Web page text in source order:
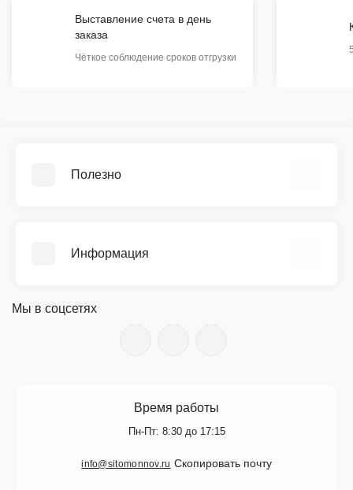
Выставление счета в день
заказа
Чёткое соблюдение сроков отгрузки
Полезно
Библиотека ГОСТ
Гарантия
Информация
Документы
Поступление товара
Мы в соцсетях
Время работы
Пн-Пт: 8:30 до 17:15
info@sitomonnov.ru Скопировать почту